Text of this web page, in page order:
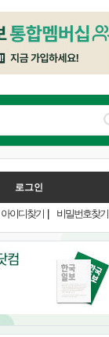
아이디찾기 비밀번호찾기